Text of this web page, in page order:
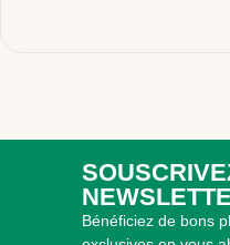
Bénéficiez de bons